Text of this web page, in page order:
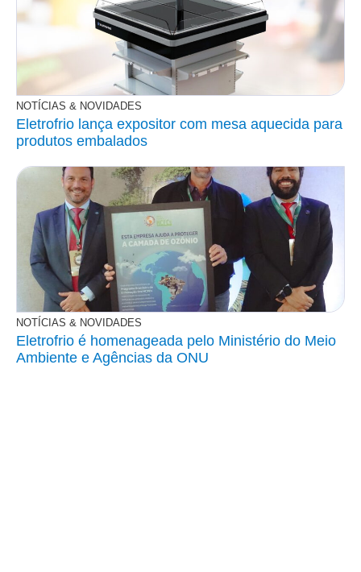
NOTÍCIAS & NOVIDADES
Eletrofrio lança expositor com mesa aquecida para
produtos embalados
NOTÍCIAS & NOVIDADES
Eletrofrio é homenageada pelo Ministério do Meio
Ambiente e Agências da ONU